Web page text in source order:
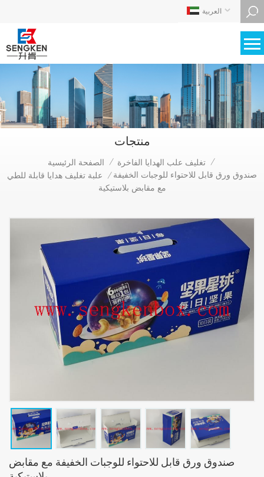
العربية
منتجات
الصفحة الرئيسية / تغليف علب الهدايا الفاخرة /
علبة تغليف هدايا قابلة للطي / صندوق ورق قابل للاحتواء للوجبات الخفيفة
مع مقابض بلاستيكية
صندوق ورق قابل للاحتواء للوجبات الخفيفة مع مقابض